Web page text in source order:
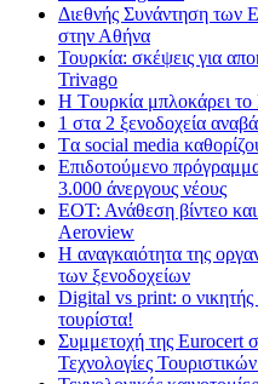
Διεθνής Συνάντηση των
στην Αθήνα
Τουρκία: σκέψεις για
Trivago
H Tουρκία μπλοκάρει
1 στα 2 ξενοδοχεία
Tα social media
Επιδοτούμενο
3.000 άνεργους νέους
ΕΟΤ: Ανάθεση βίντεο
Aeroview
Η αναγκαιότητα της
των ξενοδοχείων
Digital vs print: ο
τουρίστα!
Συμμετοχή της Eurocert
Τεχνολογίες